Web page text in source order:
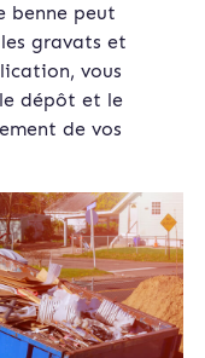
benne peut
gravats et
vous
dépôt et le
de vos